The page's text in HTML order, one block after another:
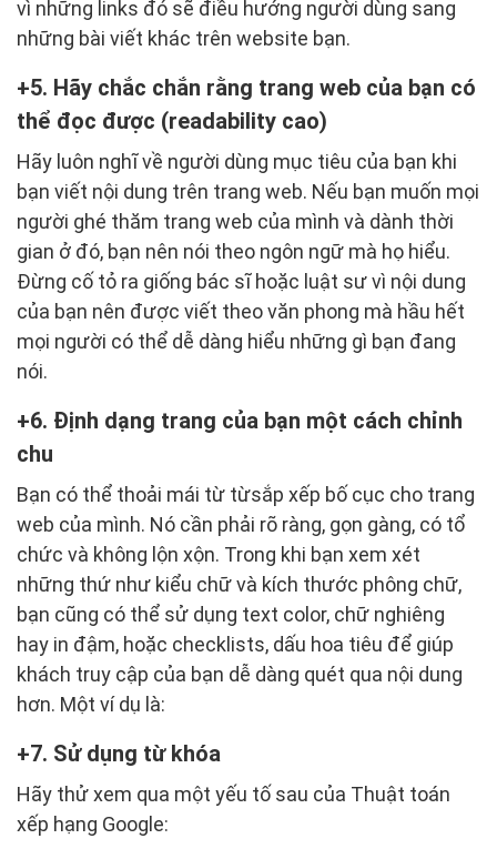
vì những links đó sẽ điều hướng người dùng sang
những bài viết khác trên website bạn.
5. Hãy chắc chắn rằng trang web của bạn có
thể đọc được (readability cao)
Hãy luôn nghĩ về người dùng mục tiêu của bạn khi
bạn viết nội dung trên trang web. Nếu bạn muốn mọi
người ghé thăm trang web của mình và dành thời
gian ở đó, bạn nên nói theo ngôn ngữ mà họ hiểu.
Đừng cố tỏ ra giống bác sĩ hoặc luật sư vì nội dung
của bạn nên được viết theo văn phong mà hầu hết
mọi người có thể dễ dàng hiểu những gì bạn đang
nói.
6. Định dạng trang của bạn một cách chỉnh
chu
Bạn có thể thoải mái từ từsắp xếp bố cục cho trang
web của mình. Nó cần phải rõ ràng, gọn gàng, có tổ
chức và không lộn xộn. Trong khi bạn xem xét
những thứ như kiểu chữ và kích thước phông chữ,
bạn cũng có thể sử dụng text color, chữ nghiêng
hay in đậm, hoặc checklists, dấu hoa tiêu để giúp
khách truy cập của bạn dễ dàng quét qua nội dung
hơn. Một ví dụ là:
7. Sử dụng từ khóa
Hãy thử xem qua một yếu tố sau của Thuật toán
xếp hạng Google: